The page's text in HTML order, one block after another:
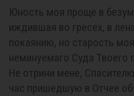
Юность моя проще в
иждившая во гресех, в
покаянию, но старость
неминуемаго Суда Твоего
Не отрини мене,
час пришедшую в Отчее